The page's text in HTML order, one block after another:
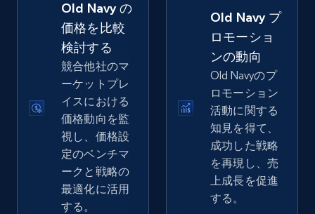
Seller id, URL, Seller name, Description, Detailed
info, Stars, Feedbacks, Return policy, and more.
2.5K+ 378+ 今すぐ始める
URL, Product id, Title, Seller name, Seller rating,
Seller reviews, Breadcrumbs, Root category, and
more.
Old Navy の
価格を比較
検討する
競合他社のマ
ーケットプレ
イスにおける
価格動向を監
視し、価格設
定のベンチマ
ークと戦略の
最適化に活用
する。
Old Navy プ
ロモーショ
ンの動向
Old Navyのプ
ロモーション
活動に関する
知見を得て、
成功した戦略
を再現し、売
上成長を促進
する。